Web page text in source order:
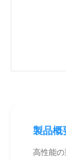
製品概
高性能